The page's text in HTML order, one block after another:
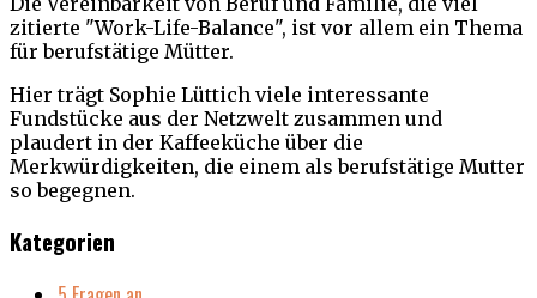
zitierte "Work-Life-Balance", ist vor allem ein Thema
für berufstätige Mütter.
Hier trägt Sophie Lüttich viele interessante
Fundstücke aus der Netzwelt zusammen und
plaudert in der Kaffeeküche über die
Merkwürdigkeiten, die einem als berufstätige Mutter
so begegnen.
Kategorien